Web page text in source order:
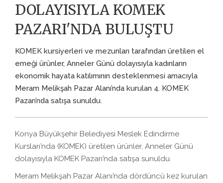
DOLAYISIYLA KOMEK
PAZARI'NDA BULUŞTU
KOMEK kursiyerleri ve mezunları tarafından üretilen el
emeği ürünler, Anneler Günü dolayısıyla kadınların
ekonomik hayata katılımının desteklenmesi amacıyla
Meram Melikşah Pazar Alanı’nda kurulan 4. KOMEK
Pazarı’nda satışa sunuldu.
Konya Büyükşehir Belediyesi Meslek Edindirme
Kursları’nda (KOMEK) üretilen ürünler, Anneler Günü
dolayısıyla KOMEK Pazarı’nda satışa sunuldu.
Meram Melikşah Pazar Alanı’nda dördüncü kez kurulan